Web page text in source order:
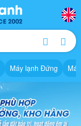
Máy lạnh Đứng